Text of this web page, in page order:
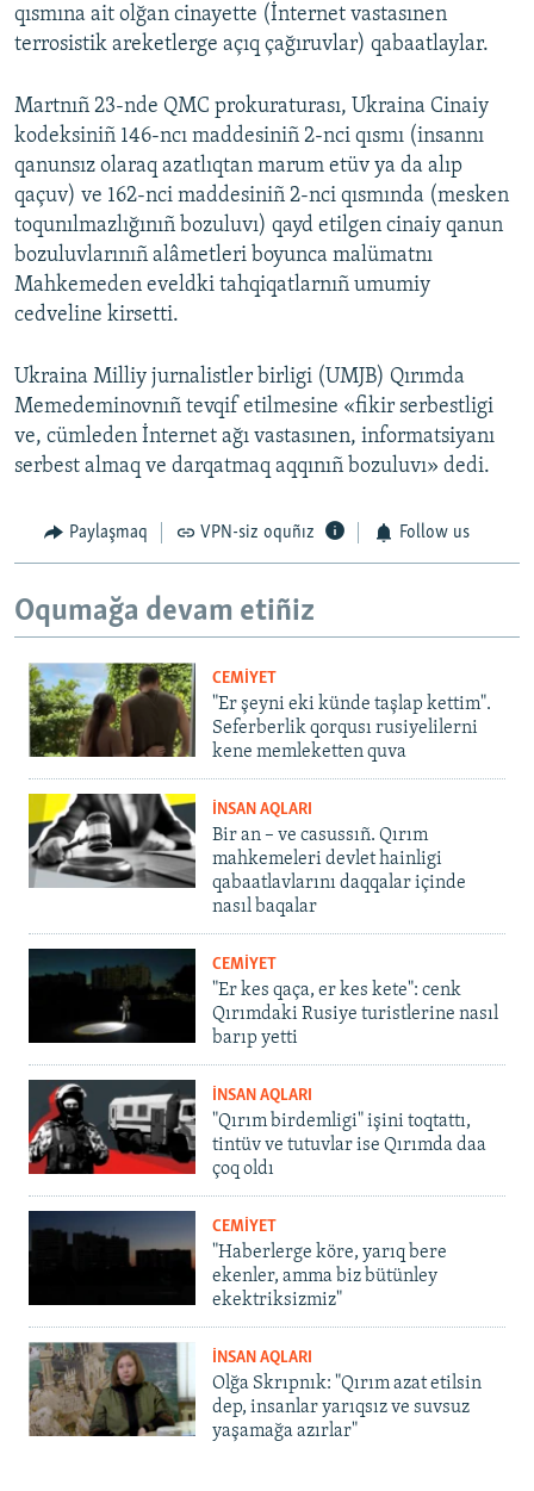
qısmına ait olğan cinayette (İnternet vastasınen
terrosistik areketlerge açıq çağıruvlar) qabaatlaylar.
Martnıñ 23-nde QMC prokuraturası, Ukraina Cinaiy
kodeksiniñ 146-ncı maddesiniñ 2-nci qısmı (insannı
qanunsız olaraq azatlıqtan marum etüv ya da alıp
qaçuv) ve 162-nci maddesiniñ 2-nci qısmında (mesken
toqunılmazlığınıñ bozuluvı) qayd etilgen cinaiy qanun
bozuluvlarınıñ alâmetleri boyunca malümatnı
Mahkemeden eveldki tahqiqatlarnıñ umumiy
cedveline kirsetti.
Ukraina Milliy jurnalistler birligi (UMJB) Qırımda
Memedeminovnıñ tevqif etilmesine «fikir serbestligi
ve, cümleden İnternet ağı vastasınen, informatsiyanı
serbest almaq ve darqatmaq aqqınıñ bozuluvı» dedi.
Paylaşmaq VPN-siz oquñız Follow us
Oqumağa devam etiñiz
CEMİYET
"Er şeyni eki künde taşlap kettim".
Seferberlik qorqusı rusiyelilerni
kene memleketten quva
İNSAN AQLARI
Bir an – ve casussıñ. Qırım
mahkemeleri devlet hainligi
qabaatlavlarını daqqalar içinde
nasıl baqalar
CEMİYET
"Er kes qaça, er kes kete": cenk
Qırımdaki Rusiye turistlerine nasıl
barıp yetti
İNSAN AQLARI
"Qırım birdemligi" işini toqtattı,
tintüv ve tutuvlar ise Qırımda daa
çoq oldı
CEMİYET
"Haberlerge köre, yarıq bere
ekenler, amma biz bütünley
ekektriksizmiz"
İNSAN AQLARI
Olğa Skrıpnık: "Qırım azat etilsin
dep, insanlar yarıqsız ve suvsuz
yaşamağa azırlar"